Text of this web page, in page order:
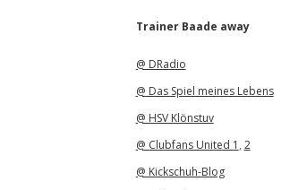
iTrainer Baade away
@ DRadio
@ Das Spiel meines Lebens
@ HSV Klönstuv
@ Clubfans United 1 , 2
@ Kickschuh-Blog